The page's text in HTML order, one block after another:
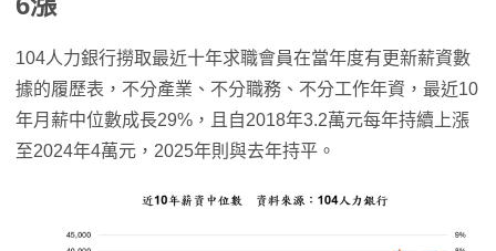
104人力銀行撈取最近十年求職會員在當年度有更新薪資數
據的履歷表，不分產業、不分職務、不分工作年資，最近10
年月薪中位數成長29%，且自2018年3.2萬元每年持續上漲
至2024年4萬元，2025年則與去年持平。